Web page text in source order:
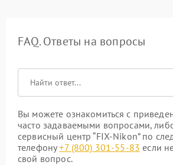
FAQ. Ответы на вопросы
Вы можете ознакомиться с
часто задаваемыми вопросами,
сервисный центр “FIX-Nikon” по
телефону+7 (800) 301-55-83 если
свой вопрос.